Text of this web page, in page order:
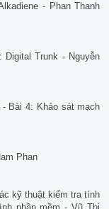
- Phan Thanh
Digital Trunk - Nguyễn
Bài 4: Khảo sát mạch
Phan
kỹ thuật kiểm tra tính